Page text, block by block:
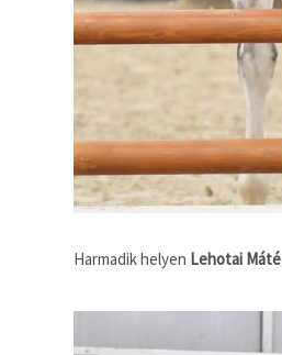
Harmadik helyen Lehotai Máté